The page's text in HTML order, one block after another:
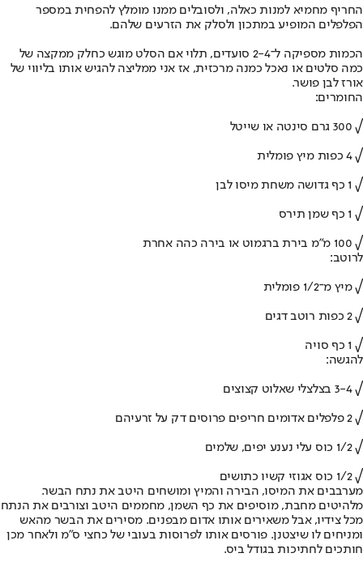
החריף מחמיא למנות כאלה, ולסובלים ממנו מומלץ להפחית במספר
הפלפלים המופיע במתכון ולסלק את הזרעים שלהם.
הכמות מספיקה ל־2-4 סועדים, תלוי אם הסלט מוגש כחלק ממקצה של
כמה סלטים או נאכל כמנה מרכזית, אז אני ממליצה להגיש אותו בליווי של
אורז לבן פושר.
החומרים:
√ 300 גרם סינטה או שייטל
√ 4 כפות מיץ פומלית
√ 1 כף גדושה משחת מיסו לבן
√ 1 כף שמן תירס
√ 100 מ"מ בירת ברגמוט או בירה כהה אחרת
לרוטב:
√ מיץ מ־1/2 פומלית
√ 2 כפות רוטב דגים
√ 1 כף סויה
להגשה:
√ 3-4 בצלצלי שאלוט קצוצים
√ 2 פלפלים אדומים חריפים פרוסים דק על זרעיהם
√ 1/2 כוס עלי נענע יפים, שלמים
√ 1/2 כוס אגוזי קשיו כתושים
מערבבים את המיסו, הבירה והמיץ ומושחים היטב את נתח הבשר.
מלהיטים מחבת, מוסיפים את כף השמן, מחממים היטב וצורבים את הנתח
מכל צידיו, אבל משאירים אותו אדום מבפנים. מסירים את הבשר מהאש
ומניחים לו שיצטנן. פורסים אותו לפרוסות בעובי של כחצי ס"מ ולאחר מכן
חותכים לחתיכות בגודל ביס.